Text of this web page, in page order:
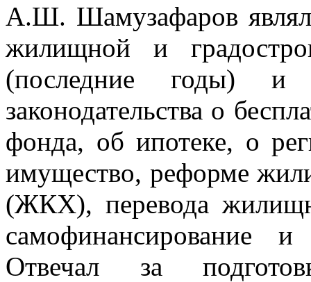
А.Ш. Шамузафаров
жилищной и
(последние годы) и
законодательства о
фонда, об ипотеке, о
имущество, реформе
(ЖКХ), перевода
самофинансирование
Отвечал за